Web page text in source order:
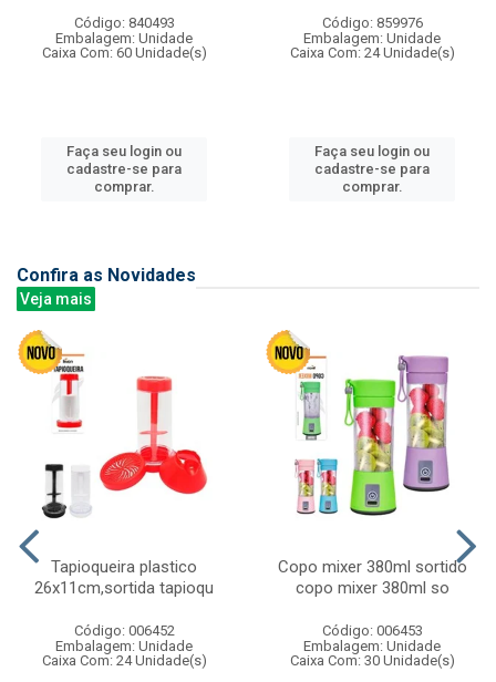
Código: 840493
Embalagem: Unidade
Caixa Com: 60 Unidade(s)
Faça seu login ou
cadastre-se para
comprar.
Código: 859976
Embalagem: Unidade
Caixa Com: 24 Unidade(s)
Faça seu login ou
cadastre-se para
comprar.
Confira as Novidades
Veja mais
Tapioqueira plastico
26x11cm,sortida tapioqu
Código: 006452
Embalagem: Unidade
Caixa Com: 24 Unidade(s)
Copo mixer 380ml sortido
copo mixer 380ml so
Código: 006453
Embalagem: Unidade
Caixa Com: 30 Unidade(s)